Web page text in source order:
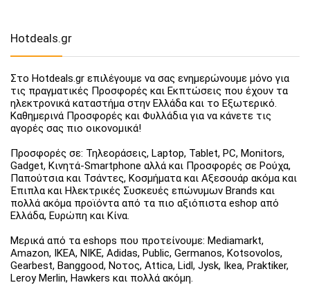
Hotdeals.gr
Στο Hotdeals.gr επιλέγουμε να σας ενημερώνουμε μόνο για
τις πραγματικές Προσφορές και Εκπτώσεις που έχουν τα
ηλεκτρονικά καταστήμα στην Ελλάδα και το Εξωτερικό.
Καθημερινά Προσφορές και Φυλλάδια για να κάνετε τις
αγορές σας πιο οικονομικά!
Προσφορές σε: Τηλεοράσεις, Laptop, Tablet, PC, Monitors,
Gadget, Κινητά-Smartphone αλλά και Προσφορές σε Ρούχα,
Παπούτσια και Τσάντες, Κοσμήματα και Αξεσουάρ ακόμα και
Έπιπλα και Ηλεκτρικές Συσκευές επώνυμων Brands και
πολλά ακόμα προϊόντα από τα πιο αξιόπιστα eshop από
Ελλάδα, Ευρώπη και Κίνα.
Μερικά από τα eshops που προτείνουμε: Mediamarkt,
Amazon, IKEA, NIKE, Adidas, Public, Germanos, Kotsovolos,
Gearbest, Banggood, Νοτος, Attica, Lidl, Jysk, Ikea, Praktiker,
Leroy Merlin, Hawkers και πολλά ακόμη.